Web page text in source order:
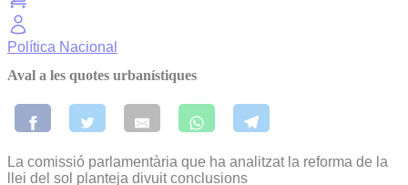
Política Nacional
Aval a les quotes urbanístiques
La comissió parlamentària que ha analitzat la reforma de la
llei del sol planteja divuit conclusions